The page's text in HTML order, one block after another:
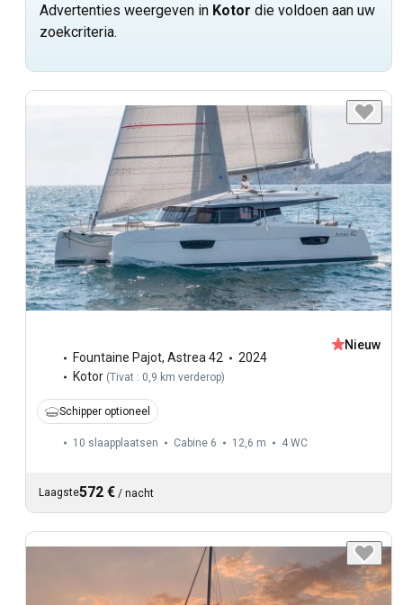
Advertenties weergeven in Kotor die voldoen aan uw
zoekcriteria.
Fountaine Pajot, Astrea 42
2024
Kotor (Tivat : 0,9 km verderop)
Nieuw
Schipper optioneel
10 slaapplaatsen Cabine 6 12,6 m 4 WC
Laagste572 € / nacht